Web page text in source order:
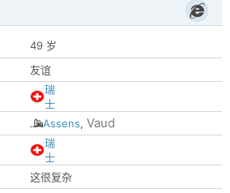
49 岁
友谊
瑞
士
Assens, Vaud
瑞
士
这很复杂